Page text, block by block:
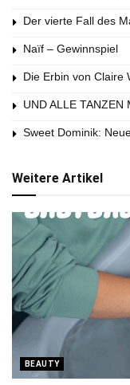
Der vierte Fall des
Naïf – Gewinnspiel
Die Erbin von Claire
UND ALLE TANZEN
Sweet Dominik:
Weitere Artikel
BEAUTY